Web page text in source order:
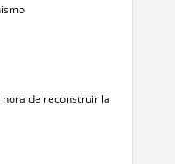
hora de reconstruir la